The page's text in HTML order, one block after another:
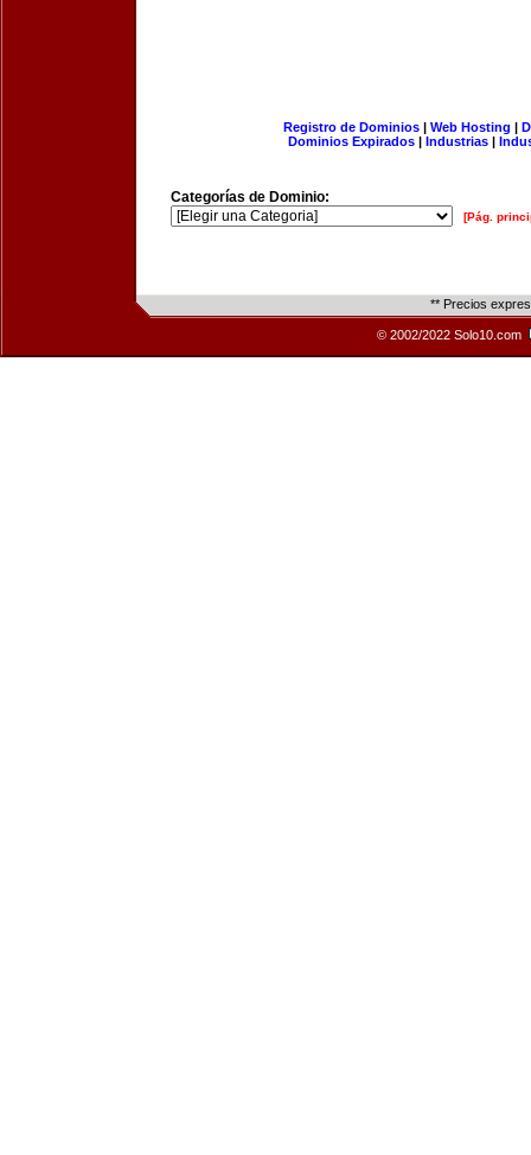
Registro de Dominios| Web Hosting |
Dominios Expirados | Industrias |
Categorías de Dominio:
[Pág.
** Precios
© 2002/2022 Solo10.com